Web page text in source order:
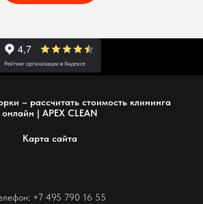
– рассчитать стоимость клининга
онлайн | APEX CLEAN
Карта сайта
+7 495 790 16 55